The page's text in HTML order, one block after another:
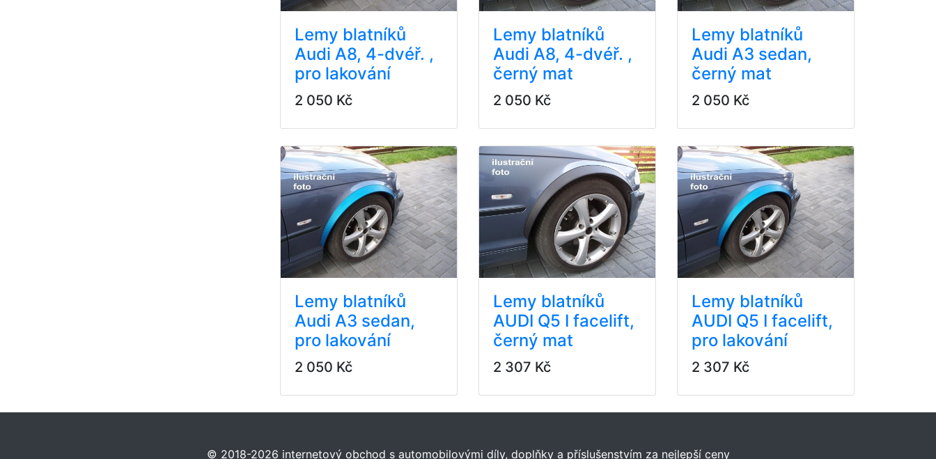
Lemy blatníků
Audi A8, 4-dvéř. ,
pro lakování
2 050 Kč
Lemy blatníků
Audi A8, 4-dvéř. ,
černý mat
2 050 Kč
Lemy blatníků
Audi A3 sedan,
černý mat
2 050 Kč
Lemy blatníků
Audi A3 sedan,
pro lakování
2 050 Kč
Lemy blatníků
AUDI Q5 I facelift,
černý mat
2 307 Kč
Lemy blatníků
AUDI Q5 I facelift,
pro lakování
2 307 Kč
© 2018-2026 internetový obchod s automobilovými díly, doplňky a příslušenstvím za nejlepší ceny